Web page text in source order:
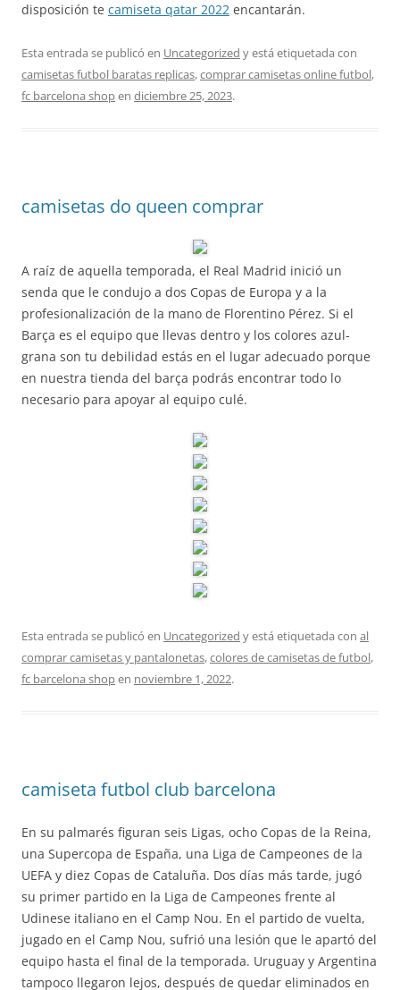
disposición te camiseta qatar 2022 encantarán.
Esta entrada se publicó en Uncategorized y está etiquetada con
camisetas futbol baratas replicas,comprar camisetas online futbol,
fc barcelona shopen diciembre 25, 2023.
camisetas do queen comprar
A raíz de aquella temporada, el Real Madrid inició un
senda que le condujo a dos Copas de Europa y a la
profesionalización de la mano de Florentino Pérez. Si el
Barça es el equipo que llevas dentro y los colores azul-
grana son tu debilidad estás en el lugar adecuado porque
en nuestra tienda del barça podrás encontrar todo lo
necesario para apoyar al equipo culé.
Esta entrada se publicó en Uncategorized y está etiquetada con al
comprar camisetas y pantalonetas,colores de camisetas de futbol,
fc barcelona shopen noviembre 1, 2022.
camiseta futbol club barcelona
En su palmarés figuran seis Ligas, ocho Copas de la Reina,
una Supercopa de España, una Liga de Campeones de la
UEFA y diez Copas de Cataluña. Dos días más tarde, jugó
su primer partido en la Liga de Campeones frente al
Udinese italiano en el Camp Nou. En el partido de vuelta,
jugado en el Camp Nou, sufrió una lesión que le apartó del
equipo hasta el final de la temporada. Uruguay y Argentina
tampoco llegaron lejos, después de quedar eliminados en